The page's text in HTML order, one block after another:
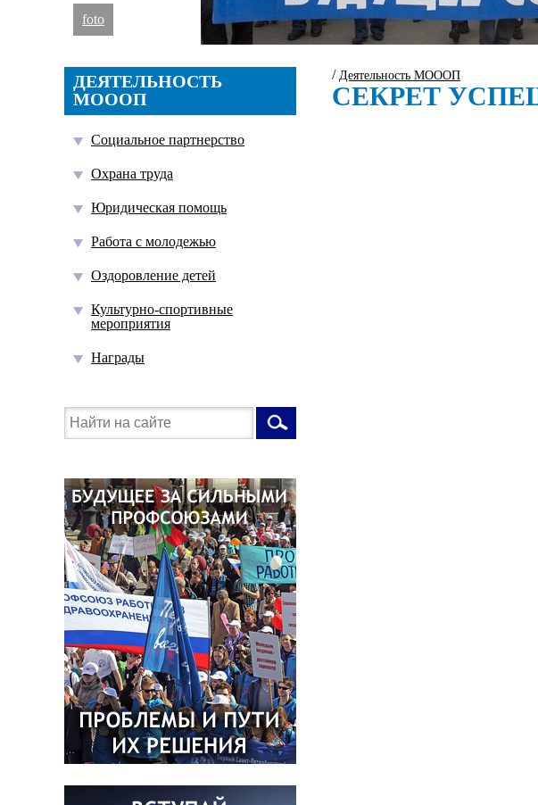
foto
ДЕЯТЕЛЬНОСТЬ
МОООП
Социальное партнерство
Охрана труда
Юридическая помощь
Работа с молодежью
Оздоровление детей
Культурно-спортивные
мероприятия
Награды
/ Деятельность МОООП
СЕКРЕТ